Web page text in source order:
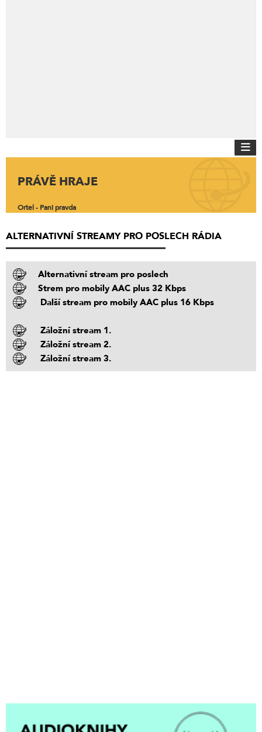
PRÁVĚ HRAJE
Ortel - Pani pravda
ALTERNATIVNÍ STREAMY PRO POSLECH RÁDIA
Alternativní stream pro poslech
Strem pro mobily AAC plus 32 Kbps
Další stream pro mobily AAC plus 16 Kbps
Záložní stream 1.
Záložní stream 2.
Záložní stream 3.